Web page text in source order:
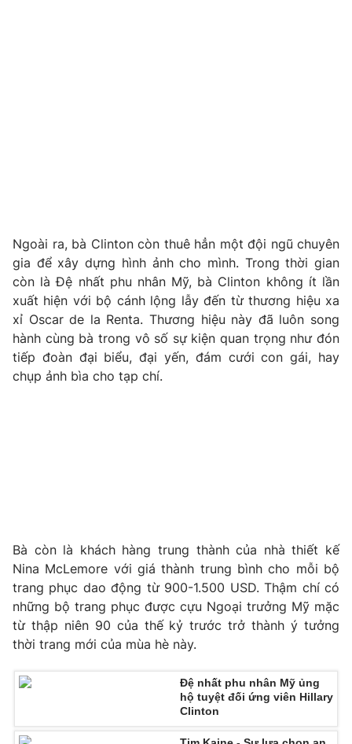
Thị trường 24h Tấm lòng Việt
VTV4 Vươn mình bằng AI
VTV9 VTV8
Liên hệ tòa soạn
Theo dõi báo trên
Cơ quan chủ quản:Đài Truyền hình Việt Nam
Cơ quan báo chí:Thời báo VTV
Giấy phép hoạt động báo in và báo điện tử số 483/GP-BTTTT
cấp ngày 29/12/2023
Tổng Biên tập:Vũ Thanh Thủy
Phó Tổng Biên tập:
Nguyễn Thị Mỹ Hạnh, Phạm Quốc Thắng,
Tổng đài VTV:024.38 355 931 - 024.38 355 932
Ngoài ra, bà Clinton còn thuê hẳn một đội ngũ chuyên
gia để xây dựng hình ảnh cho mình. Trong thời gian
còn là Đệ nhất phu nhân Mỹ, bà Clinton không ít lần
xuất hiện với bộ cánh lộng lẫy đến từ thương hiệu xa
xỉ Oscar de la Renta. Thương hiệu này đã luôn song
hành cùng bà trong vô số sự kiện quan trọng như đón
tiếp đoàn đại biểu, đại yến, đám cưới con gái, hay
chụp ảnh bìa cho tạp chí.
Bà còn là khách hàng trung thành của nhà thiết kế
Nina McLemore với giá thành trung bình cho mỗi bộ
trang phục dao động từ 900-1.500 USD. Thậm chí có
những bộ trang phục được cựu Ngoại trưởng Mỹ mặc
từ thập niên 90 của thế kỷ trước trở thành ý tưởng
thời trang mới của mùa hè này.
Đệ nhất phu nhân Mỹ ủng
hộ tuyệt đối ứng viên Hillary
Clinton